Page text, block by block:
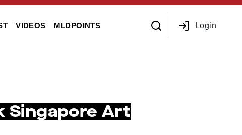
VIDEOS MLDPOINTS Login
Singapore Art